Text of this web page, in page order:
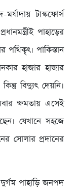
টাস্কফোর্স
পাহাড়ের
পাকিস্তান
হাজার হাজার
বিদ্যুৎ দেয়নি।
ক্ষমতায় এসেই
যেখানে সহজে
সোলার প্রদানের
পাহাড়ি জনপদ